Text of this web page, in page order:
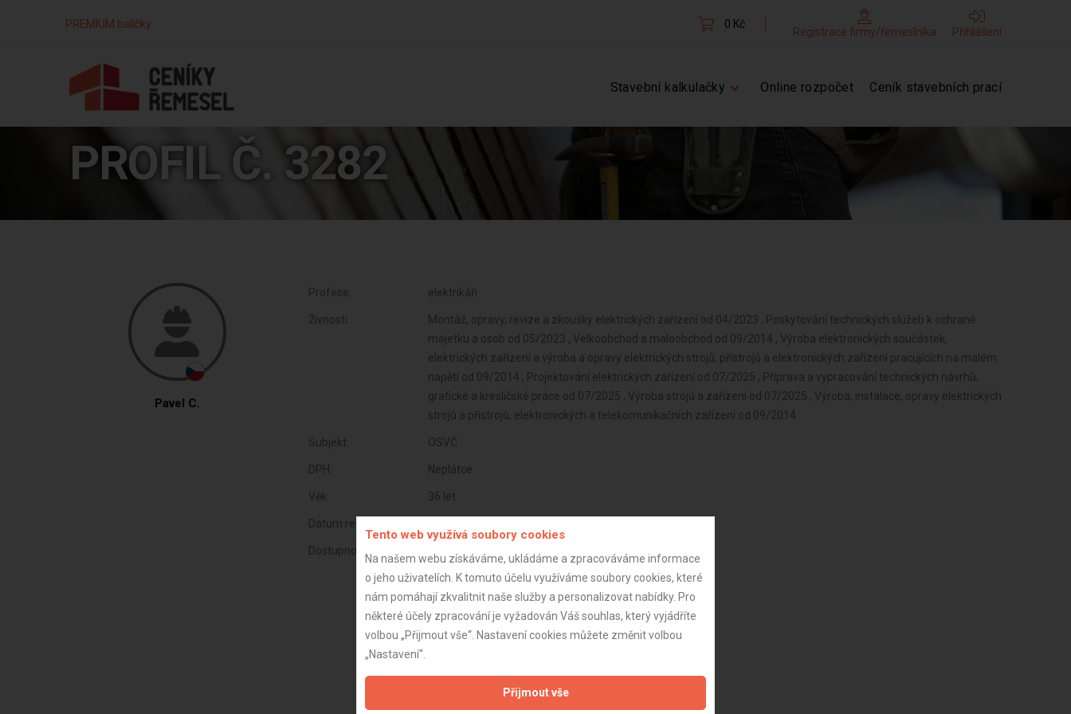
PREMIUM balíčky 0 Kč
Registrace firmy/řemeslníka Přihlášení
Stavební kalkulačky Online rozpočet Ceník stavebních prací
PROFIL Č. 3282
Pavel C.
Profese: elektrikáři
Živnosti:
Montáž, opravy, revize a zkoušky elektrických zařízení od 04/2023 , Poskytování technických služeb k ochraně
majetku a osob od 05/2023 , Velkoobchod a maloobchod od 09/2014 , Výroba elektronických součástek,
elektrických zařízení a výroba a opravy elektrických strojů, přístrojů a elektronických zařízení pracujících na malém
napětí od 09/2014 , Projektování elektrických zařízení od 07/2025 , Příprava a vypracování technických návrhů,
grafické a kresličské práce od 07/2025 , Výroba strojů a zařízení od 07/2025 , Výroba, instalace, opravy elektrických
strojů a přístrojů, elektronických a telekomunikačních zařízení od 09/2014
Subjekt: OSVČ
DPH: Neplátce
Věk: 36 let
Datum registrace:
Dostupnost:
Tento web využívá soubory cookies
Na našem webu získáváme, ukládáme a zpracováváme informace
o jeho uživatelích. K tomuto účelu využíváme soubory cookies, které
nám pomáhají zkvalitnit naše služby a personalizovat nabídky. Pro
některé účely zpracování je vyžadován Váš souhlas, který vyjádříte
volbou „Přijmout vše“. Nastavení cookies můžete změnit volbou
„Nastavení“.
Přijmout vše